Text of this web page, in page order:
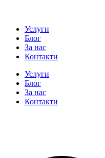
Услуги
Блог
За нас
Контакти
Услуги
Блог
За нас
Контакти